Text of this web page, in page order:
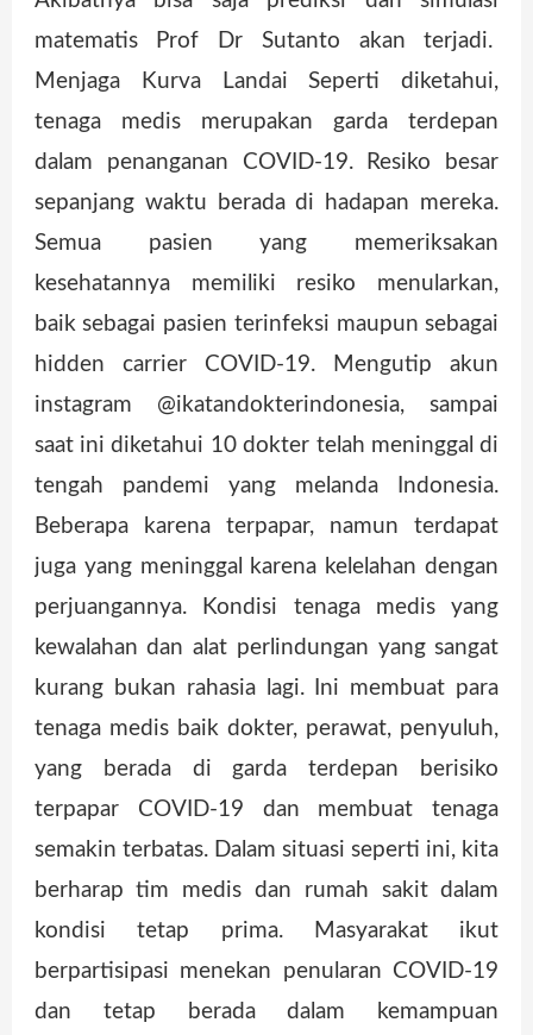
matematis Prof Dr Sutanto akan terjadi.
Menjaga Kurva Landai Seperti diketahui,
tenaga medis merupakan garda terdepan
dalam penanganan COVID-19. Resiko besar
sepanjang waktu berada di hadapan mereka.
Semua pasien yang memeriksakan
kesehatannya memiliki resiko menularkan,
baik sebagai pasien terinfeksi maupun sebagai
hidden carrier COVID-19. Mengutip akun
instagram @ikatandokterindonesia, sampai
saat ini diketahui 10 dokter telah meninggal di
tengah pandemi yang melanda Indonesia.
Beberapa karena terpapar, namun terdapat
juga yang meninggal karena kelelahan dengan
perjuangannya. Kondisi tenaga medis yang
kewalahan dan alat perlindungan yang sangat
kurang bukan rahasia lagi. Ini membuat para
tenaga medis baik dokter, perawat, penyuluh,
yang berada di garda terdepan berisiko
terpapar COVID-19 dan membuat tenaga
semakin terbatas. Dalam situasi seperti ini, kita
berharap tim medis dan rumah sakit dalam
kondisi tetap prima. Masyarakat ikut
berpartisipasi menekan penularan COVID-19
dan tetap berada dalam kemampuan